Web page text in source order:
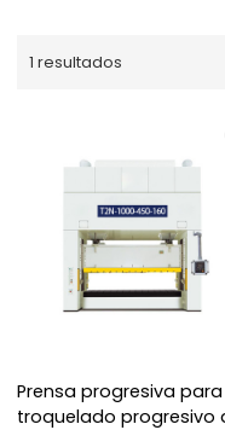
1 resultados
Prensa progresiva para
troquelado progresivo